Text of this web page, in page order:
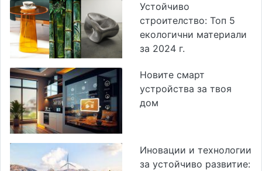
Устойчиво
строителство: Топ 5
екологични материали
за 2024 г.
Новите смарт
устройства за твоя
дом
Иновации и технологии
за устойчиво развитие: